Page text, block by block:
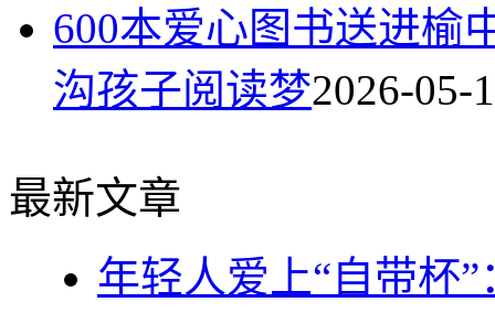
600本爱心图书送进榆
沟孩子阅读梦2026-05-
最新文章
年轻人爱上“自带杯”